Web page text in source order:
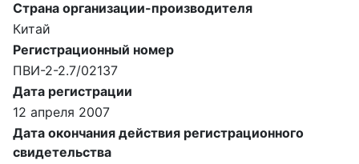
Страна организации-производителя
Китай
Регистрационный номер
ПВИ-2-2.7/02137
Дата регистрации
12 апреля 2007
Дата окончания действия регистрационного
свидетельства